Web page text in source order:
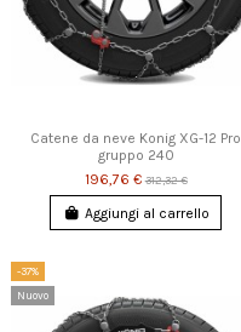
Catene da neve Konig XG-12 Pro
gruppo 240
196,76 €312,32 €
Aggiungi al carrello
-37%
Nuovo